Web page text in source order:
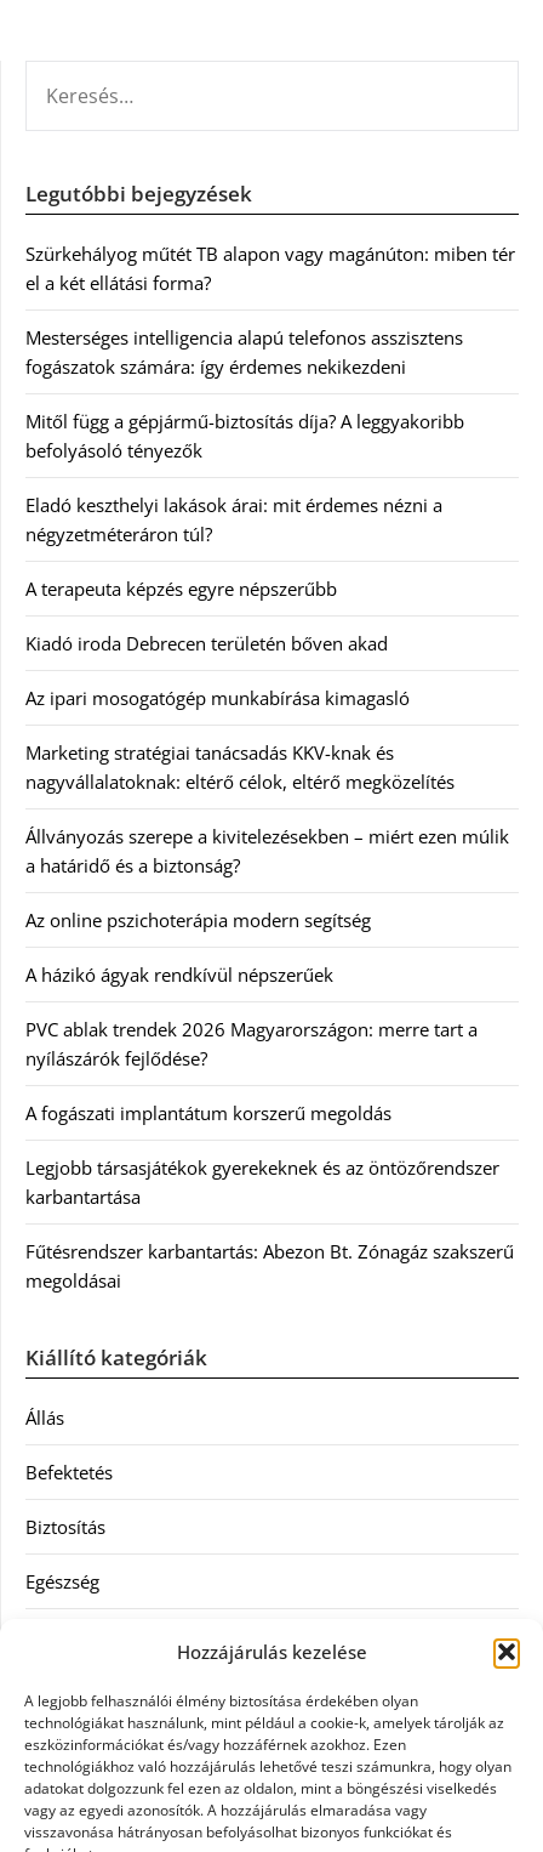
Hozzájárulás kezelése
A legjobb felhasználói élmény biztosítása érdekében olyan
technológiákat használunk, mint például a cookie-k, amelyek tárolják az
eszközinformációkat és/vagy hozzáférnek azokhoz. Ezen
technológiákhoz való hozzájárulás lehetővé teszi számunkra, hogy olyan
adatokat dolgozzunk fel ezen az oldalon, mint a böngészési viselkedés
vagy az egyedi azonosítók. A hozzájárulás elmaradása vagy
visszavonása hátrányosan befolyásolhat bizonyos funkciókat és
Legutóbbi bejegyzések
Szürkehályog műtét TB alapon vagy magánúton: miben tér
el a két ellátási forma?
Mesterséges intelligencia alapú telefonos asszisztens
fogászatok számára: így érdemes nekikezdeni
Mitől függ a gépjármű-biztosítás díja? A leggyakoribb
befolyásoló tényezők
Eladó keszthelyi lakások árai: mit érdemes nézni a
négyzetméteráron túl?
A terapeuta képzés egyre népszerűbb
Kiadó iroda Debrecen területén bőven akad
Az ipari mosogatógép munkabírása kimagasló
Marketing stratégiai tanácsadás KKV-knak és
nagyvállalatoknak: eltérő célok, eltérő megközelítés
Állványozás szerepe a kivitelezésekben – miért ezen múlik
a határidő és a biztonság?
Az online pszichoterápia modern segítség
A házikó ágyak rendkívül népszerűek
PVC ablak trendek 2026 Magyarországon: merre tart a
nyílászárók fejlődése?
A fogászati implantátum korszerű megoldás
Legjobb társasjátékok gyerekeknek és az öntözőrendszer
karbantartása
Fűtésrendszer karbantartás: Abezon Bt. Zónagáz szakszerű
megoldásai
Kiállító kategóriák
Állás
Befektetés
Biztosítás
Egészség
Ingatlan
Művészetek és szórakozás
Múzeumok